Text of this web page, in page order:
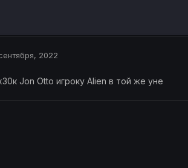
2022
Jon Otto игроку Alien в той же уне